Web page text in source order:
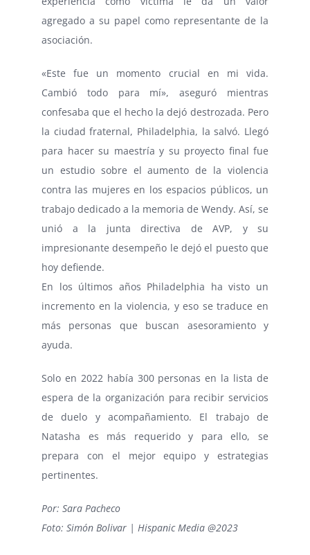
agregado a su papel como representante de la
asociación.
«Este fue un momento crucial en mi vida.
Cambió todo para mí», aseguró mientras
confesaba que el hecho la dejó destrozada. Pero
la ciudad fraternal, Philadelphia, la salvó. Llegó
para hacer su maestría y su proyecto final fue
un estudio sobre el aumento de la violencia
contra las mujeres en los espacios públicos, un
trabajo dedicado a la memoria de Wendy. Así, se
unió a la junta directiva de AVP, y su
impresionante desempeño le dejó el puesto que
hoy defiende.
En los últimos años Philadelphia ha visto un
incremento en la violencia, y eso se traduce en
más personas que buscan asesoramiento y
ayuda.
Solo en 2022 había 300 personas en la lista de
espera de la organización para recibir servicios
de duelo y acompañamiento. El trabajo de
Natasha es más requerido y para ello, se
prepara con el mejor equipo y estrategias
pertinentes.
Por: Sara Pacheco
Foto: Simón Bolivar | Hispanic Media @2023